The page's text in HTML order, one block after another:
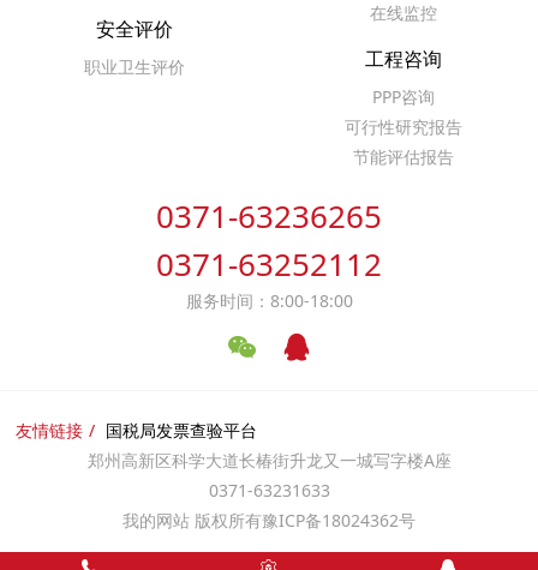
在线监控
安全评价
职业卫生评价 工程咨询
PPP咨询
可行性研究报告
节能评估报告
0371-63236265
0371-63252112
服务时间：8:00-18:00
友情链接
国税局发票查验平台
郑州高新区科学大道长椿街升龙又一城写字楼A座
0371-63231633
我的网站 版权所有豫ICP备18024362号